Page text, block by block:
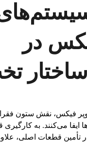
در
ساختار
فیکس، نقش ستون
ایفا می‌کنند. به
در تأمین قطعات اصلی،